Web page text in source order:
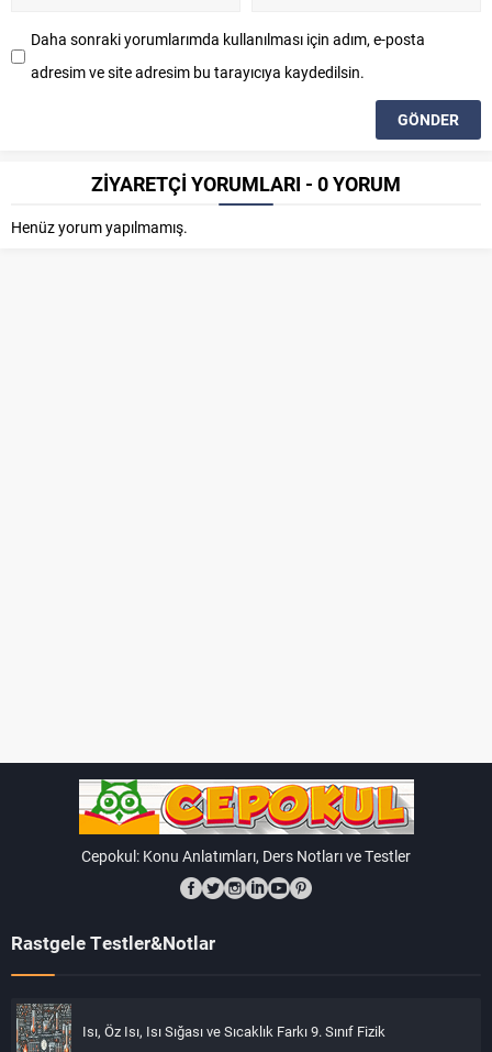
Daha sonraki yorumlarımda kullanılması için adım, e-posta
adresim ve site adresim bu tarayıcıya kaydedilsin.
ZİYARETÇİ YORUMLARI - 0 YORUM
Henüz yorum yapılmamış.
Cepokul: Konu Anlatımları, Ders Notları ve Testler
Rastgele Testler&Notlar
Isı, Öz Isı, Isı Sığası ve Sıcaklık Farkı 9. Sınıf Fizik